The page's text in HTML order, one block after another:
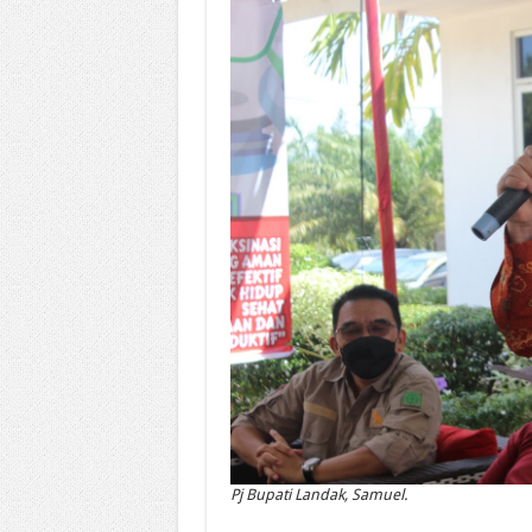
Pj Bupati Landak, Samuel.